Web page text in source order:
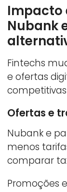
Impacto
Nubank
Fintechs
e ofertas
Ofertas e
Nubank e
menos
comparar
Promoções